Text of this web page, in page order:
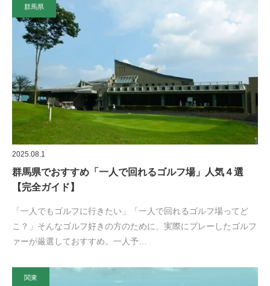
群馬県
2025.08.1
群馬県でおすすめ「一人で回れるゴルフ場」人気４選
【完全ガイド】
「一人でもゴルフに行きたい」「一人で回れるゴルフ場ってど
こ？」そんなゴルフ好きの方のために、実際にプレーしたゴルフ
ァーが厳選しておすすめ。一人予…
関東